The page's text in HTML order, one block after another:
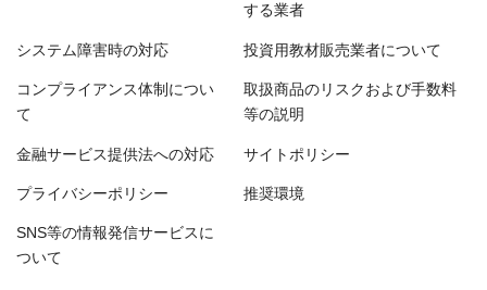
する業者
システム障害時の対応 投資用教材販売業者について
コンプライアンス体制につい
て
取扱商品のリスクおよび手数料
等の説明
金融サービス提供法への対応 サイトポリシー
プライバシーポリシー 推奨環境
SNS等の情報発信サービスに
ついて